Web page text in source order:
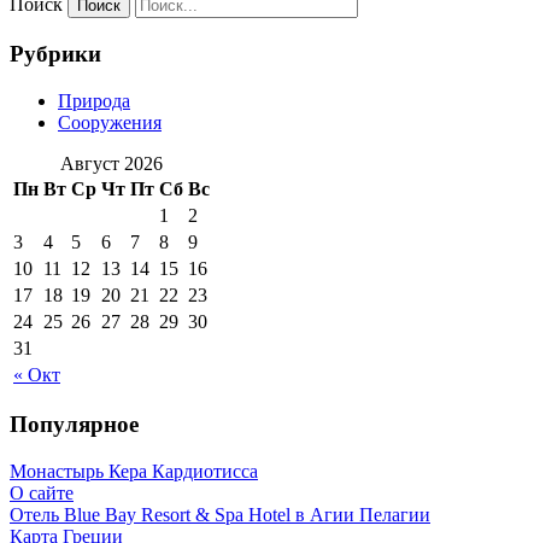
Поиск
Рубрики
Природа
Сооружения
Август 2026
Пн Вт Ср Чт Пт Сб Вс
« Окт
1
2
3
4 5 6 7 8
9
10 11 12 13 14 15 16
17 18 19 20 21 22 23
24 25 26 27 28 29 30
31
Популярное
Монастырь Кера Кардиотисса
О сайте
Отель Blue Bay Resort & Spa Hotel в Агии Пелагии
Карта Греции